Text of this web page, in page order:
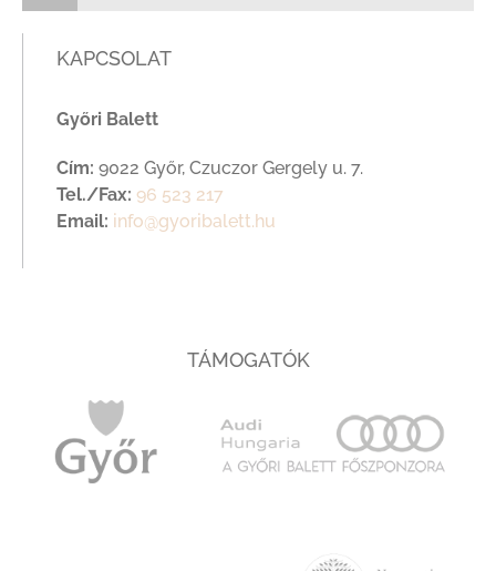
KAPCSOLAT
Győri Balett
Cím: 9022 Győr, Czuczor Gergely u. 7.
Tel./Fax: 96 523 217
Email: info@gyoribalett.hu
TÁMOGATÓK